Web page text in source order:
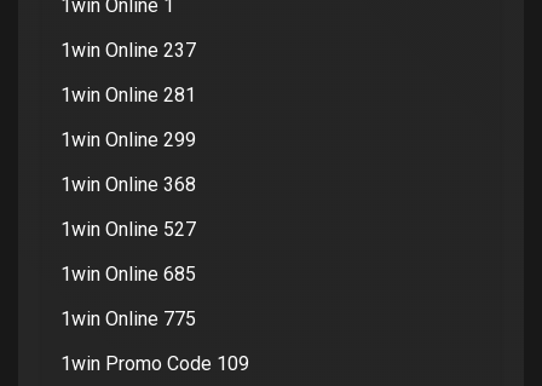
1win Online 1
1win Online 237
1win Online 281
1win Online 299
1win Online 368
1win Online 527
1win Online 685
1win Online 775
1win Promo Code 109